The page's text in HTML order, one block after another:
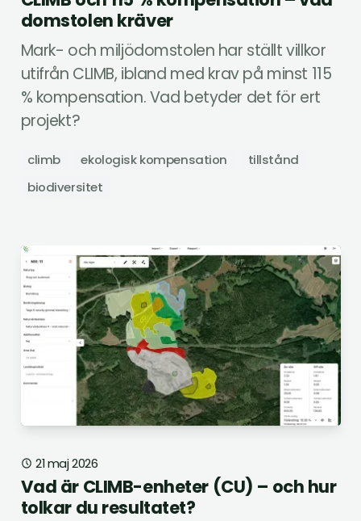
domstolen kräver
Mark- och miljödomstolen har ställt villkor
utifrån CLIMB, ibland med krav på minst 115
% kompensation. Vad betyder det för ert
projekt?
climb ekologisk kompensation
tillstånd
biodiversitet
21 maj 2026
Vad är CLIMB-enheter (CU) – och hur
tolkar du resultatet?